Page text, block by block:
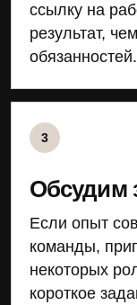
ссылку на
результат,
обязанностей.
3
Обсудим
Если опыт
команды,
некоторых
короткое